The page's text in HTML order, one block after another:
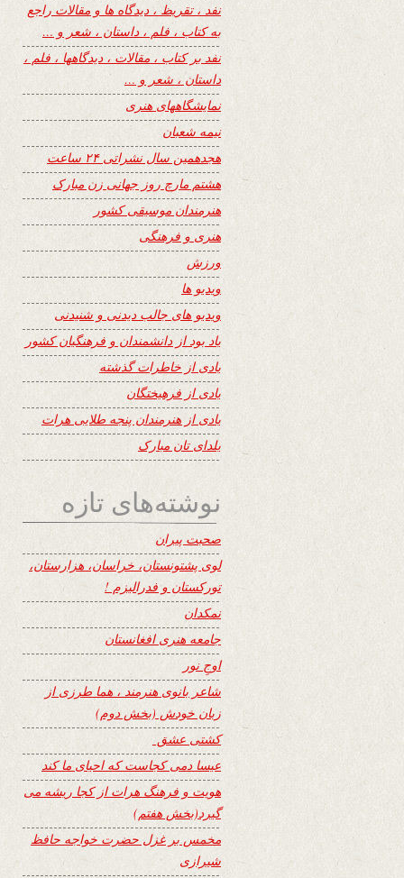
نفد ، تقریظ ، دیدگاه ها و مقالات راجع
به کتاب ، فلم ، داستان ، شعر و …
نفد بر کتاب ، مقالات ، دیدگاهها ، فلم ،
داستان ، شعر و …
نمایشگاههای هنری
نیمه شعبان
هجدهمین سال نشراتی ۲۴ ساعت
هشتم مارچ روز جهانی زن مبارک
هنرمندان موسیقی کشور
هنری و فرهنگی
ورزش
ویدیو ها
ویدیو های جالب دیدنی و شنیدنی
یاد بود از دانشمندان و فرهنگیان کشور
یادی از خاطرات گذشته
یادی از فرهیختگان
یادی از هنرمندان پنجه طلایی هرات
یلدای تان مبارک
نوشته‌های تازه
صحبت پیران
لوی پشتونستان، خراسان، هزارستان،
تورکستان و فدرالیزم !
نمکدان
جامعه هنری افغانستان
اوجِ نور
شاعر بانوی هنرمند ، هما طرزی از
زبان خودش (بخش دوم)
کشتی عشق
عیسا دمی کجاست که احیای ما کند
هویت و فرهنگ هرات از کجا ریشه می
گیرد(بخش هفتم)
مخمس بر غزل حضرت خواجه حافظ
شیرازی